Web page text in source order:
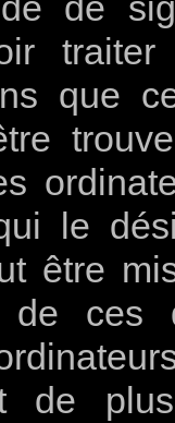
que
le
être
de ces
de